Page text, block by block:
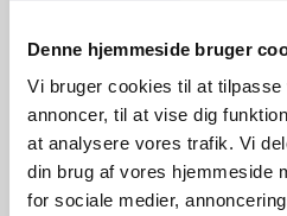
Denne hjemmeside bruger
Vi bruger cookies til at tilpasse
annoncer, til at vise dig
at analysere vores trafik. Vi
din brug af vores hjemmeside
for sociale medier,